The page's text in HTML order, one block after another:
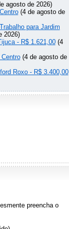
agosto de 2026)
(4 de agosto de
para Jardim
2026)
- R$ 1.621,00(4
(4 de agosto de
Roxo - R$ 3.400,00
preencha o